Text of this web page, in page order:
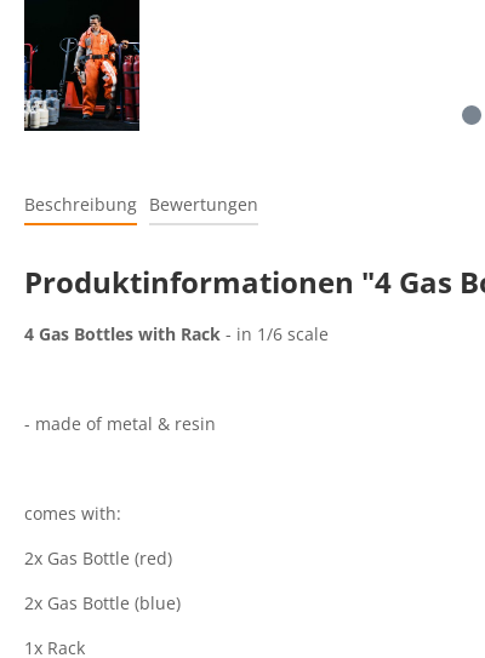
Beschreibung Bewertungen
Produktinformationen "4 Gas
4 Gas Bottles with Rack - in 1/6 scale
- made of metal & resin
comes with:
2x Gas Bottle (red)
2x Gas Bottle (blue)
1x Rack